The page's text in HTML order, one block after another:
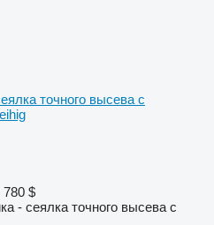
точного высева с
780 $
- сеялка точного высева с